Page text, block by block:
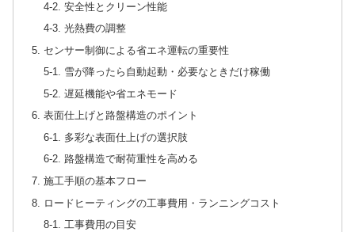
4-2. 安全性とクリーン性能
4-3. 光熱費の調整
5. センサー制御による省エネ運転の重要性
5-1. 雪が降ったら自動起動・必要なときだけ稼働
5-2. 遅延機能や省エネモード
6. 表面仕上げと路盤構造のポイント
6-1. 多彩な表面仕上げの選択肢
6-2. 路盤構造で耐荷重性を高める
7. 施工手順の基本フロー
8. ロードヒーティングの工事費用・ランニングコスト
8-1. 工事費用の目安